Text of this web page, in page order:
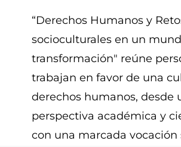
“Derechos Humanos y
socioculturales en un
transformación" reúne
trabajan en favor de una
derechos humanos, desde
perspectiva académica y
con una marcada vocación